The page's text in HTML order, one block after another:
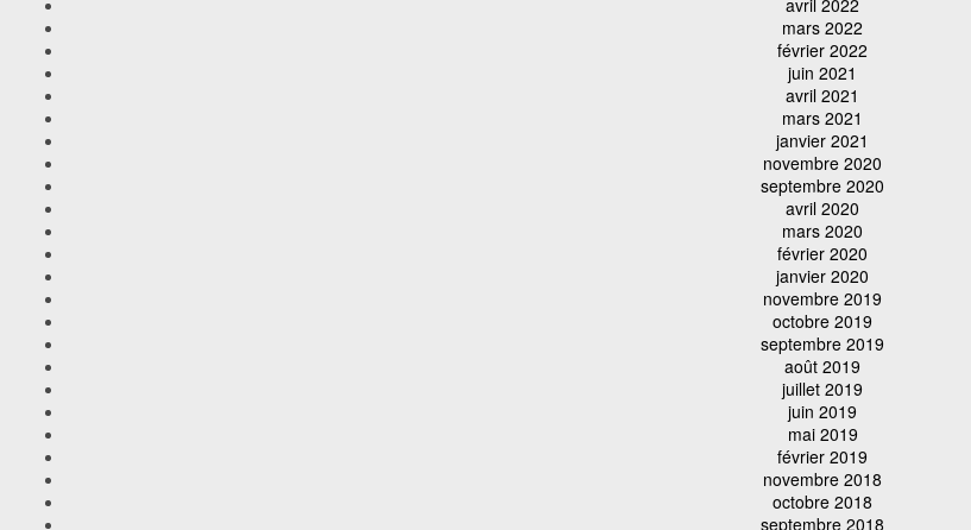
mars 2022
février 2022
juin 2021
avril 2021
mars 2021
janvier 2021
novembre 2020
septembre 2020
avril 2020
mars 2020
février 2020
janvier 2020
novembre 2019
octobre 2019
septembre 2019
août 2019
juillet 2019
juin 2019
mai 2019
février 2019
novembre 2018
octobre 2018
septembre 2018